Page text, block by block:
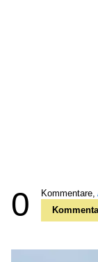
0 Kommentare,